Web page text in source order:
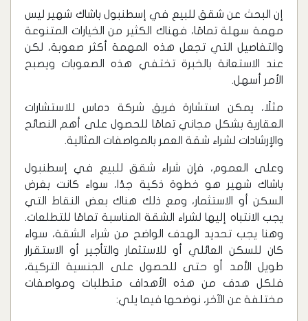
إن البحث عن شقق للبيع في إسطنبول باشاك شهير ليس
مهمة سهلة تمامًا، فهناك الكثير من الخيارات المتنوعة
والتفاصيل التي تجعل هذه المهمة أكثر صعوبة، لكن
عند الاستعانة بالخبرة تختفي هذه الصعوبات ويصبح
الأمر أسهل.
مثلًا، يمكن استشارة فريق شركة دماس للاستشارات
العقارية بشكل مجاني تمامًا للحصول على أهم النصائح
والإرشادات لشراء شقة العمر بالمواصفات المثالية.
وعلى العموم، فإن شراء شقق للبيع في إسطنبول
باشاك شهير هو خطوة ذكية جدًا، سواء كانت بغرض
السكن أو الاستثمار، ومع ذلك هناك بعض النقاط التي
يجب الانتباه إليها لشراء الشقة المناسبة تمامًا للتطلعات.
وهنا يجب تحديد الهدف الواضح من شراء الشقة، سواء
كان للسكن العائلي أو للاستثمار والتأجير أو الاستقرار
طويل الأمد أو حتى للحصول على الجنسية التركية،
فلكل هدف من هذه الأهداف متطلبات ومواصفات
مختلفة عن الآخر، نوضحها فيما يلي: